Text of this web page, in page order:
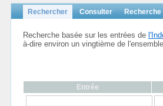
Rechercher Consulter
Recherche basée sur les entrées de
à-dire environ un vingtième de
Entrée